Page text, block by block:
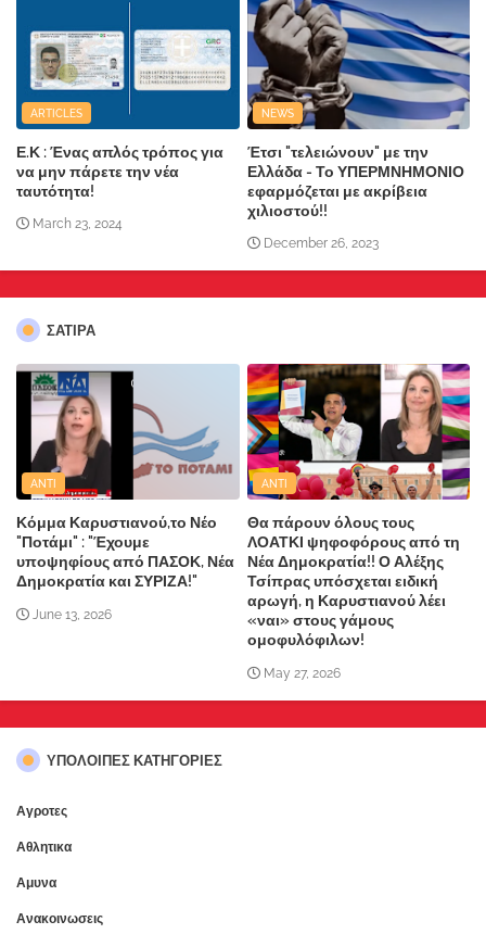
ARTICLES
Ε.Κ : Ένας απλός τρόπος για
να μην πάρετε την νέα
ταυτότητα!
March 23, 2024
NEWS
Έτσι "τελειώνουν" με την
Ελλάδα - Το ΥΠΕΡΜΝΗΜΟΝΙΟ
εφαρμόζεται με ακρίβεια
χιλιοστού!!
December 26, 2023
ΣΑΤΙΡΑ
ANTI
Κόμμα Καρυστιανού,το Νέο
"Ποτάμι" : "Έχουμε
υποψηφίους από ΠΑΣΟΚ, Νέα
Δημοκρατία και ΣΥΡΙΖΑ!"
June 13, 2026
ANTI
Θα πάρουν όλους τους
ΛΟΑΤΚΙ ψηφοφόρους από τη
Νέα Δημοκρατία!! Ο Αλέξης
Τσίπρας υπόσχεται ειδική
αρωγή, η Καρυστιανού λέει
«ναι» στους γάμους
ομοφυλόφιλων!
May 27, 2026
ΥΠΌΛΟΙΠΕΣ ΚΑΤΗΓΟΡΊΕΣ
Αγροτες
Αθλητικα
Αμυνα
Ανακοινωσεις